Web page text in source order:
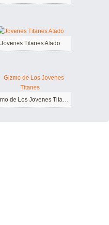
Jovenes Titanes Atado